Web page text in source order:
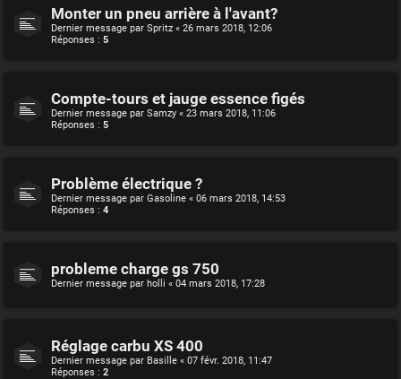
Monter un pneu arrière à l'avant?
Dernier message par Spritz « 26 mars 2018, 12:06
Réponses : 5
Compte-tours et jauge essence figés
Dernier message par Samzy « 23 mars 2018, 11:06
Réponses : 5
Problème électrique ?
Dernier message par Gasoline « 06 mars 2018, 14:53
Réponses : 4
probleme charge gs 750
Dernier message par holli « 04 mars 2018, 17:28
Réglage carbu XS 400
Dernier message par Basille « 07 févr. 2018, 11:47
Réponses : 2